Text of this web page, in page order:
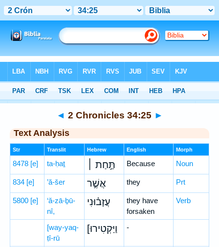
Hebrew> 2 Chronicles 34:25
◄ 2 Chronicles 34:25 ►
Text Analysis
Str Translit Hebrew English Morph
8478 [e] ta-ḥaṯ תַּ֣חַת ׀ Because Noun
834 [e] ’ă-šer אֲשֶׁ֣ר they Prt
5800 [e]
‘ă-zā-ḇū-
nî,
עֲזָב֗וּנִי
they have
forsaken
Verb
[way-yaq-
ṭî-rū
[וַיַּקְטִירוּ -